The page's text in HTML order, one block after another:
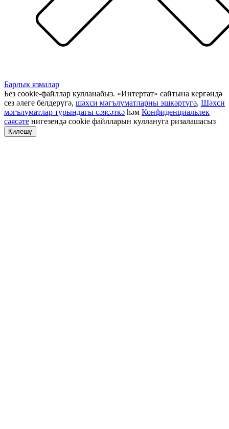
Барлык язмалар
Без cookie-файллар кулланабыз. «Интертат» сайтына кергәндә
сез әлеге белдерүгә, шәхси мәгълүматларны эшкәртүгә, Шәхси
мәгълүматлар турындагы сәясәткә һәм Конфиденциальлек
сәясәте нигезендә cookie файлларын куллануга ризалашасыз
Килешү